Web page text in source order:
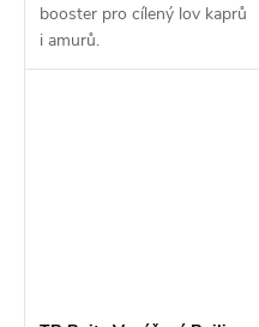
booster pro cílený lov kaprů
i amurů.